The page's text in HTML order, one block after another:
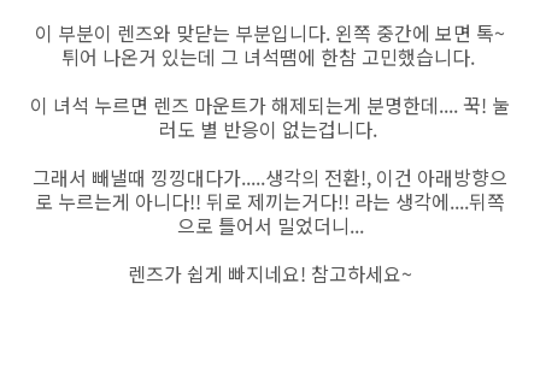
이 부분이 렌즈와 맞닫는 부분입니다. 왼쪽 중간에 보면 톡~
튀어 나온거 있는데 그 녀석땜에 한참 고민했습니다.
이 녀석 누르면 렌즈 마운트가 해제되는게 분명한데.... 꾹! 눌
러도 별 반응이 없는겁니다.
그래서 빼낼때 낑낑대다가.....생각의 전환!, 이건 아래방향으
로 누르는게 아니다!! 뒤로 제끼는거다!! 라는 생각에....뒤쪽
으로 틀어서 밀었더니...
렌즈가 쉽게 빠지네요! 참고하세요~